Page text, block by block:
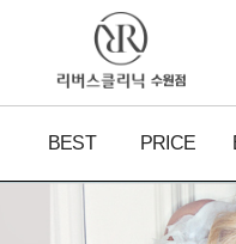
BEST PRICE